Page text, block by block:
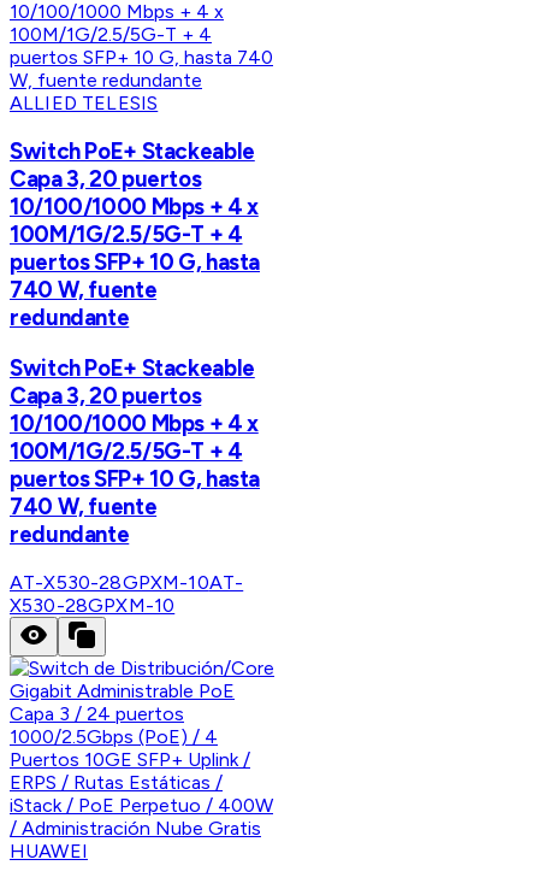
ALLIED TELESIS
Switch PoE+ Stackeable
Capa 3, 20 puertos
10/100/1000 Mbps + 4 x
100M/1G/2.5/5G-T + 4
puertos SFP+ 10 G, hasta
740 W, fuente
redundante
Switch PoE+ Stackeable
Capa 3, 20 puertos
10/100/1000 Mbps + 4 x
100M/1G/2.5/5G-T + 4
puertos SFP+ 10 G, hasta
740 W, fuente
redundante
AT-X530-28GPXM-10AT-
X530-28GPXM-10
HUAWEI